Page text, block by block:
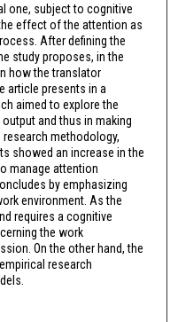
one, subject to cognitive
effect of the attention as
After defining the
study proposes, in the
how the translator
article presents in a
aimed to explore the
and thus in making
methodology,
showed an increase in the
manage attention
by emphasizing
environment. As the
requires a cognitive
the work
On the other hand, the
research